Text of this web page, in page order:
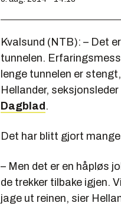
Kvalsund (NTB): – Det
tunnelen.
lenge tunnelen er
Hellander,
Dagblad .
Det har blitt gjort
– Men det er en håpløs
de trekker tilbake igjen.
jage ut reinen, sier